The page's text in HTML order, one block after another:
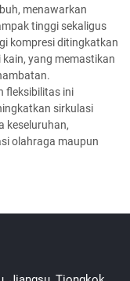
menawarkan
tinggi sekaligus
kompresi ditingkatkan
yang memastikan
fleksibilitas ini
sirkulasi
keseluruhan,
olahraga maupun